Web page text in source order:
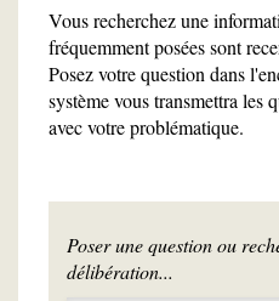
Vous recherchez une
fréquemment posées sont
Posez votre question dans
système vous transmettra les
avec votre problématique.
Poser une question ou
délibération...